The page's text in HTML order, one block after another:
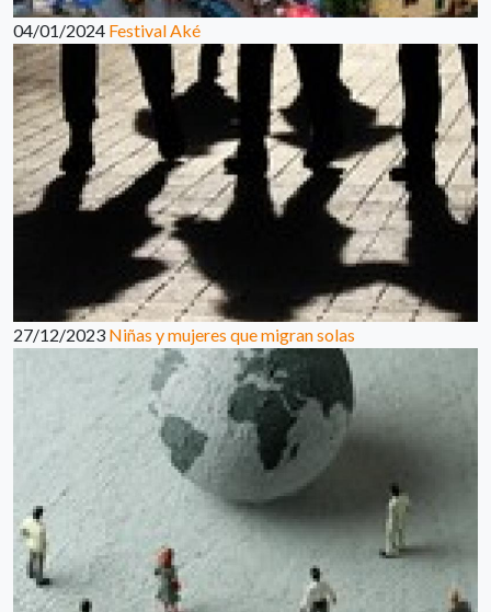
04/01/2024 Festival Aké
27/12/2023 Niñas y mujeres que migran solas